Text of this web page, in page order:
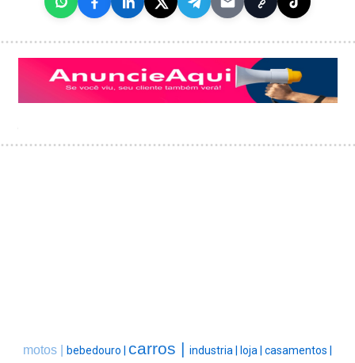
motos | bebedouro | carros | industria | loja | casamentos |